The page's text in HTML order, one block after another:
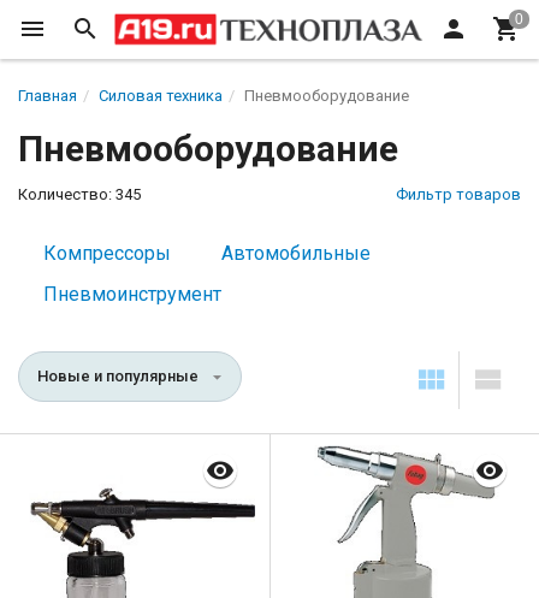
Главная Силовая техника Пневмооборудование
Пневмооборудование
Количество: 345 Фильтр товаров
Компрессоры
Автомобильные
Пневмоинструмент
Новые и популярные